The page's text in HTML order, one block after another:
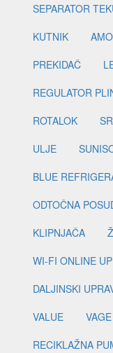
SEPARATOR
KUTNIK
PREKIDAČ
REGULATOR
ROTALOK
ULJE
BLUE
ODTOČNA
KLIPNJAČA
WI-FI ONLINE
DALJINSKI
VALUE
VAGE
RECIKLAŽNA